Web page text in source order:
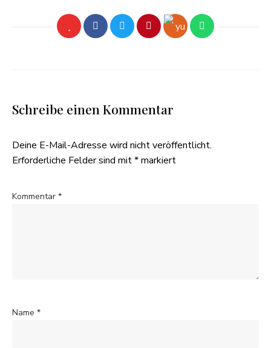
Schreibe einen Kommentar
Deine E-Mail-Adresse wird nicht veröffentlicht.
Erforderliche Felder sind mit*markiert
Kommentar *
Name *